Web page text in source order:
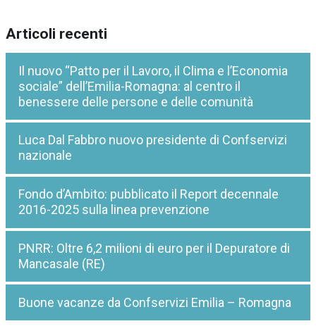
Articoli recenti
Il nuovo “Patto per il Lavoro, il Clima e l’Economia
sociale” dell’Emilia-Romagna: al centro il
benessere delle persone e delle comunità
Luca Dal Fabbro nuovo presidente di Confservizi
nazionale
Fondo d’Ambito: pubblicato il Report decennale
2016-2025 sulla linea prevenzione
PNRR: Oltre 6,2 milioni di euro per il Depuratore di
Mancasale (RE)
Buone vacanze da Confservizi Emilia – Romagna